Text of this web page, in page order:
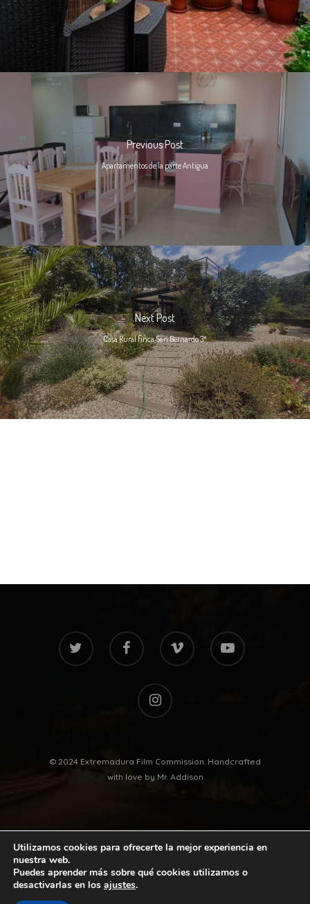
Previous Post
Apartamentos de la parte Antigua
Next Post
Casa Rural finca San Bernardo 3*
twitter facebook vimeo youtube
instagram
© 2024 Extremadura Film Commission. Handcrafted
with love by Mr. Addison
Utilizamos cookies para ofrecerte la mejor experiencia en
nuestra web.
Puedes aprender más sobre qué cookies utilizamos o
desactivarlas en los ajustes.
twitter facebook